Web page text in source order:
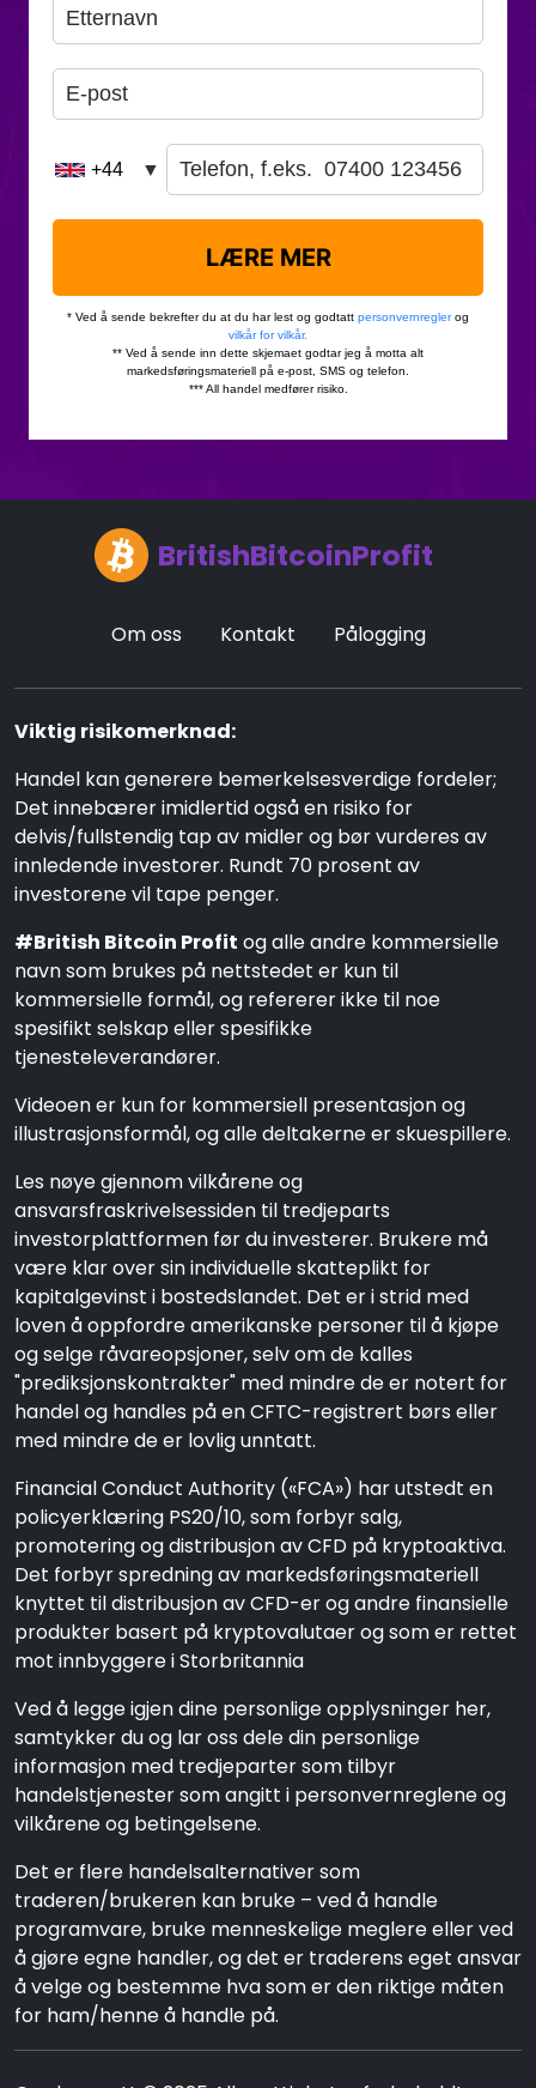
BritishBitcoinProfit
Om oss Kontakt Pålogging
Viktig risikomerknad:
Handel kan generere bemerkelsesverdige fordeler;
Det innebærer imidlertid også en risiko for
delvis/fullstendig tap av midler og bør vurderes av
innledende investorer. Rundt 70 prosent av
investorene vil tape penger.
#British Bitcoin Profit og alle andre kommersielle
navn som brukes på nettstedet er kun til
kommersielle formål, og refererer ikke til noe
spesifikt selskap eller spesifikke
tjenesteleverandører.
Videoen er kun for kommersiell presentasjon og
illustrasjonsformål, og alle deltakerne er skuespillere.
Les nøye gjennom vilkårene og
ansvarsfraskrivelsessiden til tredjeparts
investorplattformen før du investerer. Brukere må
være klar over sin individuelle skatteplikt for
kapitalgevinst i bostedslandet. Det er i strid med
loven å oppfordre amerikanske personer til å kjøpe
og selge råvareopsjoner, selv om de kalles
"prediksjonskontrakter" med mindre de er notert for
handel og handles på en CFTC-registrert børs eller
med mindre de er lovlig unntatt.
Financial Conduct Authority («FCA») har utstedt en
policyerklæring PS20/10, som forbyr salg,
promotering og distribusjon av CFD på kryptoaktiva.
Det forbyr spredning av markedsføringsmateriell
knyttet til distribusjon av CFD-er og andre finansielle
produkter basert på kryptovalutaer og som er rettet
mot innbyggere i Storbritannia
Ved å legge igjen dine personlige opplysninger her,
samtykker du og lar oss dele din personlige
informasjon med tredjeparter som tilbyr
handelstjenester som angitt i personvernreglene og
vilkårene og betingelsene.
Det er flere handelsalternativer som
traderen/brukeren kan bruke – ved å handle
programvare, bruke menneskelige meglere eller ved
å gjøre egne handler, og det er traderens eget ansvar
å velge og bestemme hva som er den riktige måten
for ham/henne å handle på.